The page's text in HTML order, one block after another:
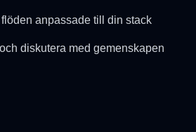
anpassade till din stack
diskutera med gemenskapen